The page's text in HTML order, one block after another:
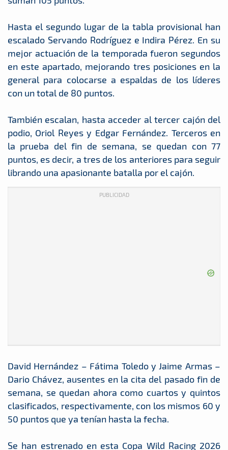
Hasta el segundo lugar de la tabla provisional han
escalado Servando Rodríguez e Indira Pérez. En su
mejor actuación de la temporada fueron segundos
en este apartado, mejorando tres posiciones en la
general para colocarse a espaldas de los líderes
con un total de 80 puntos.
También escalan, hasta acceder al tercer cajón del
podio, Oriol Reyes y Edgar Fernández. Terceros en
la prueba del fin de semana, se quedan con 77
puntos, es decir, a tres de los anteriores para seguir
librando una apasionante batalla por el cajón.
PUBLICIDAD
David Hernández – Fátima Toledo y Jaime Armas –
Dario Chávez, ausentes en la cita del pasado fin de
semana, se quedan ahora como cuartos y quintos
clasificados, respectivamente, con los mismos 60 y
50 puntos que ya tenían hasta la fecha.
Se han estrenado en esta Copa Wild Racing 2026